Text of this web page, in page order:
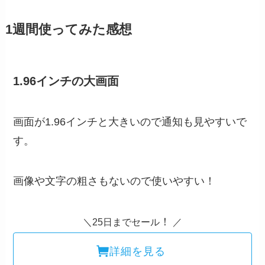
1週間使ってみた感想
1.96インチの大画面
画面が1.96インチと大きいので通知も見やすいで
す。
画像や文字の粗さもないので使いやすい！
＼25日までセール ！ ／
詳細を見る